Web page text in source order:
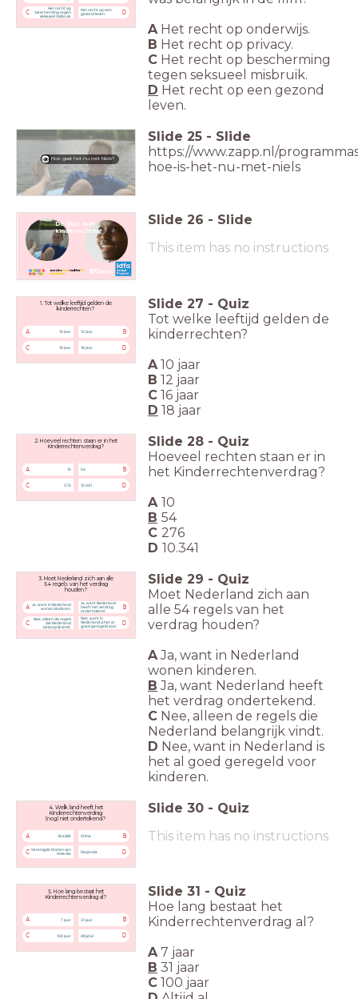
C
Het recht op
bescherming tegen
seksueel misbruik.
D
Het recht op een
gezond leven.
AHet recht op onderwijs.
B Het recht op privacy.
C Het recht op bescherming
tegen seksueel misbruik.
D Het recht op een gezond
leven.
Hoe gaat het nu met Niels?
Slide 25 - Slide
https://www.zapp.nl/
hoe-is-het-nu-met-niels
De Quiz over
kinderrechten!
Slide 26 - Slide
This item has no instructions
1. Tot welke leeftijd gelden de
kinderrechten?
A 10 jaar B
12 jaar
C 16 jaar D
18 jaar
Slide 27 - Quiz
Tot welke leeftijd gelden de
kinderrechten?
A10 jaar
B 12 jaar
C 16 jaar
D 18 jaar
2. Hoeveel rechten staan er in het
Kinderrechtenverdrag?
A 10 B
54
C 276 D
10.341
Slide 28 - Quiz
Hoeveel rechten staan er in
het Kinderrechtenverdrag?
A 10
B 54
C 276
D 10.341
3. Moet Nederland zich aan alle
54 regels van het verdrag
houden?
A Ja, want in Nederland
wonen kinderen.
B
Ja, want Nederland
heeft het verdrag
ondertekend.
C
Nee, alleen de regels
die Nederland
belangrijk vindt.
D
Nee, want in
Nederland is het al
goed geregeld voor
kinderen.
Slide 29 - Quiz
Moet Nederland zich aan
alle 54 regels van het
verdrag houden?
AJa, want in Nederland
wonen kinderen.
B Ja, want Nederland heeft
het verdrag ondertekend.
C Nee, alleen de regels die
Nederland belangrijk vindt.
D Nee, want in Nederland is
het al goed geregeld voor
kinderen.
4. Welk land heeft het
Kinderrechtenverdrag
(nog) niet ondertekend?
A Brazilië B
China
C Verenigde Staten van
Amerika
D
Oeganda
Slide 30 - Quiz
This item has no instructions
5. Hoe lang bestaat het
Kinderrechtenverdrag al?
A 7 jaar B
31 jaar
C 100 jaar D
Altijd al
Slide 31 - Quiz
Hoe lang bestaat het
Kinderrechtenverdrag al?
A7 jaar
B 31 jaar
C 100 jaar